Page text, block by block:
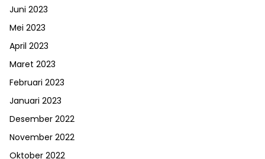
Juni 2023
Mei 2023
April 2023
Maret 2023
Februari 2023
Januari 2023
Desember 2022
November 2022
Oktober 2022